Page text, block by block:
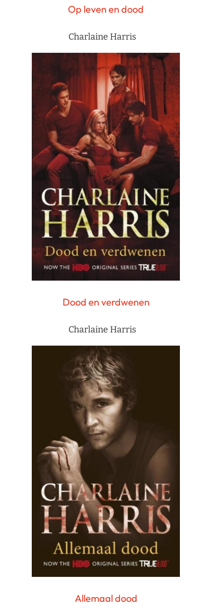
Op leven en dood
Charlaine Harris
Dood en verdwenen
Charlaine Harris
Allemaal dood